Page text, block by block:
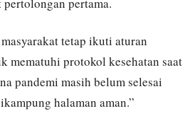
tetap ikuti aturan
mematuhi protokol kesehatan saat
pandemi masih belum selesai
halaman aman.”